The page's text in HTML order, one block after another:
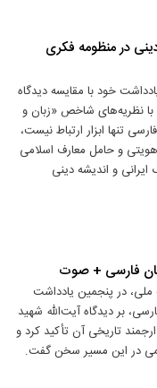
در منظومه فکری
خود با مقایسه دیدگاه
با نظریه‌های شاخص «زبان و
تنها ابزار ارتباط نیست،
هویتی و حامل معارف اسلامی
و اندیشه دینی
فارسی + صوت
در پنجمین یادداشت
بر دیدگاه آیت‌الله شهید
تاریخی آن تأکید کرد و
در این مسیر سخن گفت.